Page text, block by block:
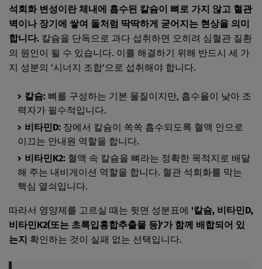
석회화 변성이란 체내에 흡수된 칼슘이 뼈로 가지 않고 혈관
벽이나 장기에 쌓여 돌처럼 딱딱하게 굳어지는 현상을 의미
합니다. 칼슘을 단독으로 과다 섭취하면 오히려 심혈관 질환
의 원인이 될 수 있습니다. 이를 해결하기 위해 반드시 세 가
지 성분의 '시너지 조합'으로 섭취해야 합니다.
칼슘: 뼈를 구성하는 기본 물질이지만, 흡수율이 낮아 조
력자가 필수적입니다.
비타민D: 장에서 칼슘이 쏙쏙 흡수되도록 혈액 안으로
이끄는 안내원 역할을 합니다.
비타민K2: 혈액 속 칼슘을 뼈라는 정확한 목적지로 배달
해 주는 내비게이션 역할을 합니다. 혈관 석회화를 막는
핵심 열쇠입니다.
따라서 영양제를 고르실 때는 뒷면 성분표에 '칼슘, 비타민D,
비타민K2(또는 초록입홍합추출물 등)'가 함께 배합되어 있
는지 확인하는 것이 실패 없는 선택입니다.